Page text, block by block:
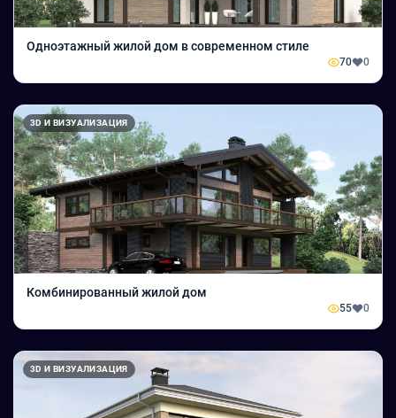
Одноэтажный жилой дом в современном стиле
70 0
3D И ВИЗУАЛИЗАЦИЯ
Комбинированный жилой дом
55 0
3D И ВИЗУАЛИЗАЦИЯ